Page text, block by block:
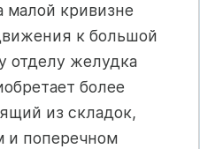
малой кривизне
к большой
отделу желудка
более
из складок,
и поперечном